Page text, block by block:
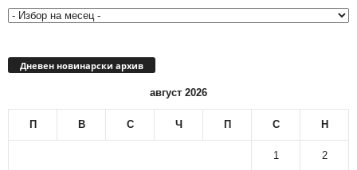
Дневен новинарски архив
август 2026
П В С Ч П С Н
1 2